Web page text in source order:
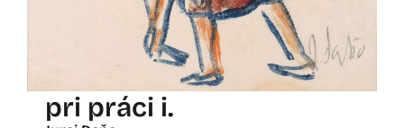
pri práci i.